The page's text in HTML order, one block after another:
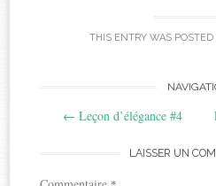
THIS ENTRY WAS POSTED
navigation
← Leçon d’élégance #4
LAISSER UN